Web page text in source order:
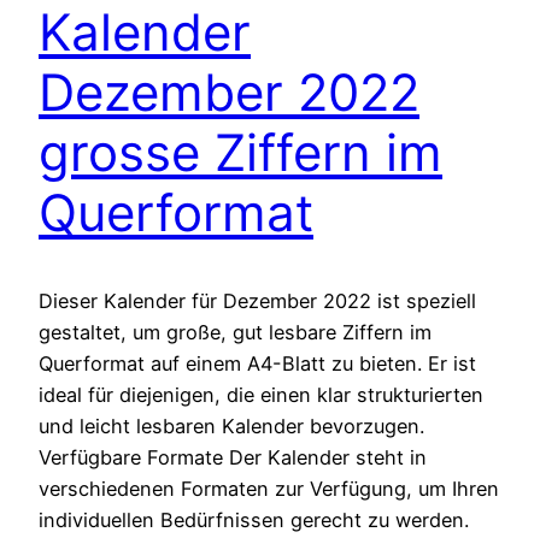
Kalender
Dezember 2022
grosse Ziffern im
Querformat
Dieser Kalender für Dezember 2022 ist speziell
gestaltet, um große, gut lesbare Ziffern im
Querformat auf einem A4-Blatt zu bieten. Er ist
ideal für diejenigen, die einen klar strukturierten
und leicht lesbaren Kalender bevorzugen.
Verfügbare Formate Der Kalender steht in
verschiedenen Formaten zur Verfügung, um Ihren
individuellen Bedürfnissen gerecht zu werden.